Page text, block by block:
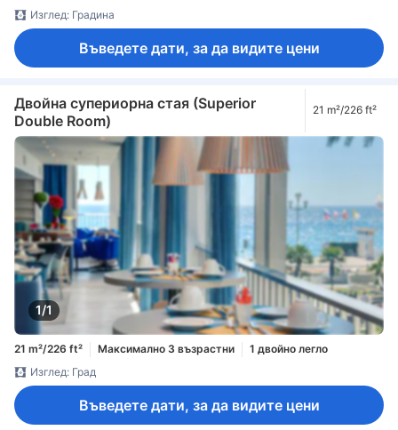
Изглед: Градина
Въведете дати, за да видите цени
Двойна супериорна стая (Superior
Double Room)
21 m²/226 ft²
1/1
21 m²/226 ft² Максимално 3 възрастни
1 двойно легло
Изглед: Град
Въведете дати, за да видите цени